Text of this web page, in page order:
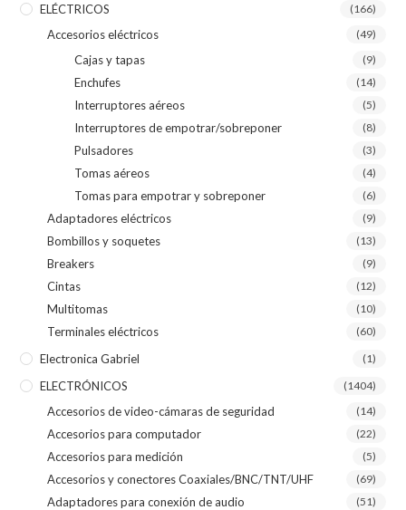
ELÉCTRICOS (166)
Accesorios eléctricos (49)
Cajas y tapas (9)
Enchufes (14)
Interruptores aéreos (5)
Interruptores de empotrar/sobreponer (8)
Pulsadores (3)
Tomas aéreos (4)
Tomas para empotrar y sobreponer (6)
Adaptadores eléctricos (9)
Bombillos y soquetes (13)
Breakers (9)
Cintas (12)
Multitomas (10)
Terminales eléctricos (60)
Electronica Gabriel (1)
ELECTRÓNICOS (1404)
Accesorios de video-cámaras de seguridad (14)
Accesorios para computador (22)
Accesorios para medición (5)
Accesorios y conectores Coaxiales/BNC/TNT/UHF (69)
Adaptadores para conexión de audio (51)